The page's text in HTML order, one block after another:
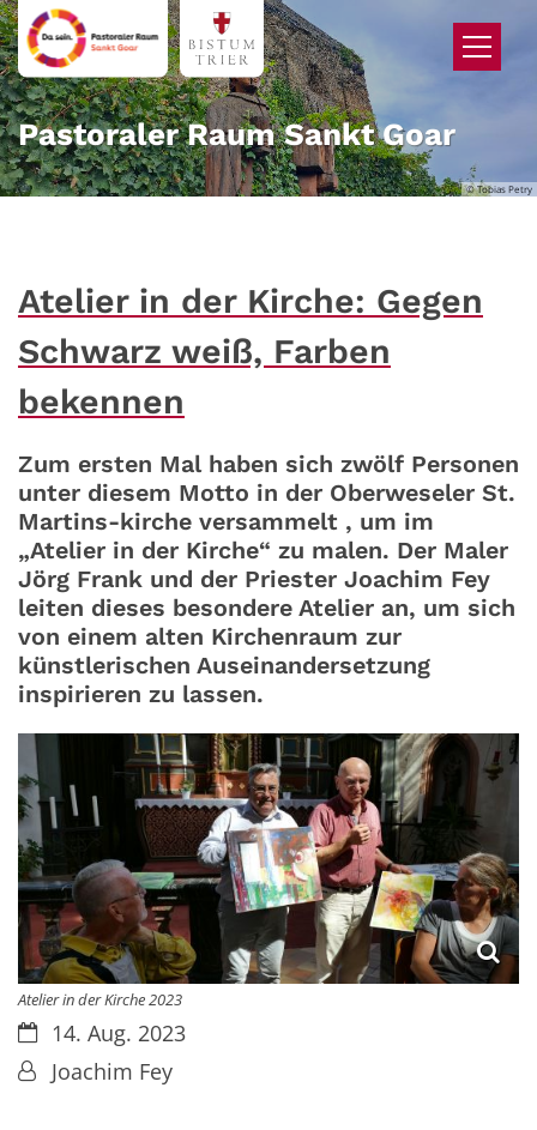
Zum Inhalt springen
© Tobias Petry
Pastoraler Raum Sankt Goar
Atelier in der Kirche: Gegen
Schwarz weiß, Farben
bekennen
Zum ersten Mal haben sich zwölf Personen
unter diesem Motto in der Oberweseler St.
Martins-kirche versammelt , um im
„Atelier in der Kirche“ zu malen. Der Maler
Jörg Frank und der Priester Joachim Fey
leiten dieses besondere Atelier an, um sich
von einem alten Kirchenraum zur
künstlerischen Auseinandersetzung
inspirieren zu lassen.
Atelier in der Kirche 2023
Datum:14. Aug. 2023
Von:Joachim Fey